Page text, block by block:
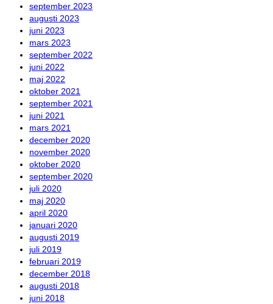
september 2023
augusti 2023
juni 2023
mars 2023
september 2022
juni 2022
maj 2022
oktober 2021
september 2021
juni 2021
mars 2021
december 2020
november 2020
oktober 2020
september 2020
juli 2020
maj 2020
april 2020
januari 2020
augusti 2019
juli 2019
februari 2019
december 2018
augusti 2018
juni 2018